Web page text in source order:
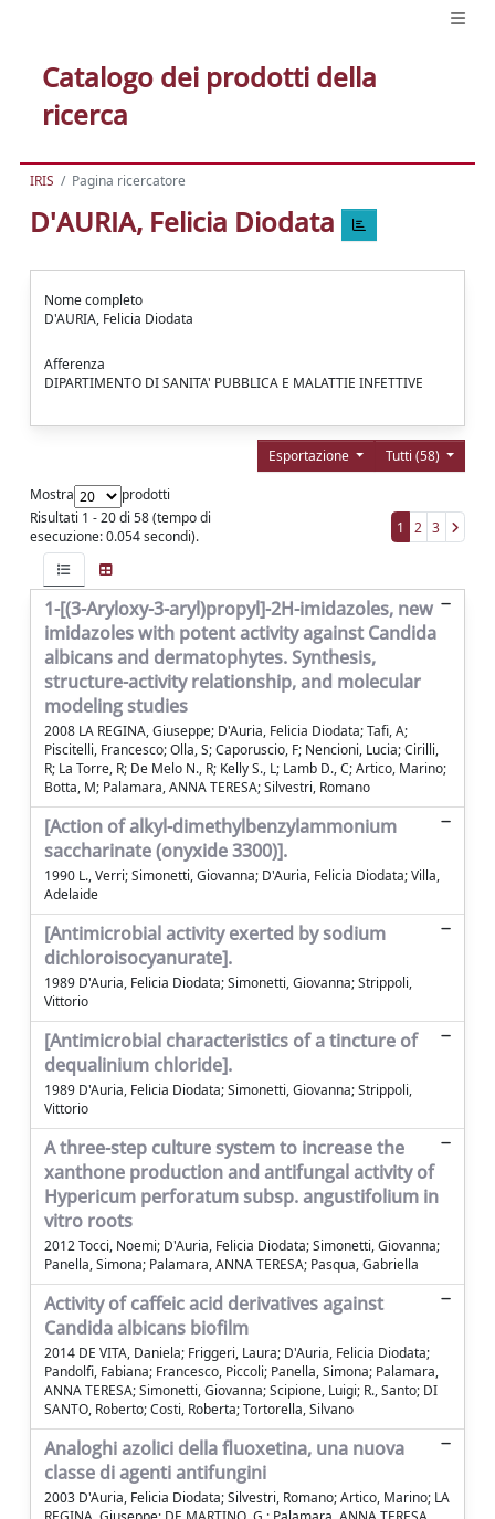
Catalogo dei prodotti della
ricerca
IRIS Pagina ricercatore
D'AURIA, Felicia Diodata
Nome completo
D'AURIA, Felicia Diodata
Afferenza
DIPARTIMENTO DI SANITA' PUBBLICA E MALATTIE INFETTIVE
Tutti (58)
Esportazione
Mostra
prodotti
Risultati 1 - 20 di 58 (tempo di
esecuzione: 0.054 secondi).
1 2 3
1-[(3-Aryloxy-3-aryl)propyl]-2H-imidazoles, new
imidazoles with potent activity against Candida
albicans and dermatophytes. Synthesis,
structure-activity relationship, and molecular
modeling studies
2008 LA REGINA, Giuseppe; D'Auria, Felicia Diodata; Tafi, A;
Piscitelli, Francesco; Olla, S; Caporuscio, F; Nencioni, Lucia; Cirilli,
R; La Torre, R; De Melo N., R; Kelly S., L; Lamb D., C; Artico, Marino;
Botta, M; Palamara, ANNA TERESA; Silvestri, Romano
[Action of alkyl-dimethylbenzylammonium
saccharinate (onyxide 3300)].
1990 L., Verri; Simonetti, Giovanna; D'Auria, Felicia Diodata; Villa,
Adelaide
[Antimicrobial activity exerted by sodium
dichloroisocyanurate].
1989 D'Auria, Felicia Diodata; Simonetti, Giovanna; Strippoli,
Vittorio
[Antimicrobial characteristics of a tincture of
dequalinium chloride].
1989 D'Auria, Felicia Diodata; Simonetti, Giovanna; Strippoli,
Vittorio
A three-step culture system to increase the
xanthone production and antifungal activity of
Hypericum perforatum subsp. angustifolium in
vitro roots
2012 Tocci, Noemi; D'Auria, Felicia Diodata; Simonetti, Giovanna;
Panella, Simona; Palamara, ANNA TERESA; Pasqua, Gabriella
Activity of caffeic acid derivatives against
Candida albicans biofilm
2014 DE VITA, Daniela; Friggeri, Laura; D'Auria, Felicia Diodata;
Pandolfi, Fabiana; Francesco, Piccoli; Panella, Simona; Palamara,
ANNA TERESA; Simonetti, Giovanna; Scipione, Luigi; R., Santo; DI
SANTO, Roberto; Costi, Roberta; Tortorella, Silvano
Analoghi azolici della fluoxetina, una nuova
classe di agenti antifungini
2003 D'Auria, Felicia Diodata; Silvestri, Romano; Artico, Marino; LA